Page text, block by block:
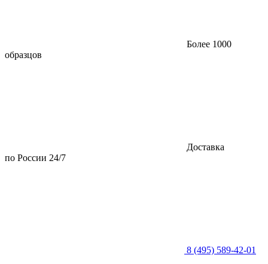
Более 1000
образцов
Доставка
по России 24/7
8 (495) 589-42-01